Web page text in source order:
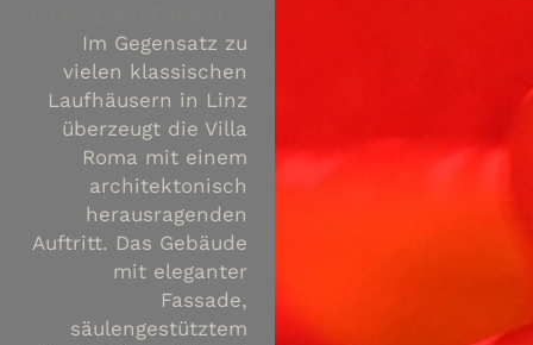
Im Gegensatz zu
vielen klassischen
Laufhäusern in Linz
überzeugt die Villa
Roma mit einem
architektonisch
herausragenden
Auftritt. Das Gebäude
mit eleganter
Fassade,
säulengestütztem